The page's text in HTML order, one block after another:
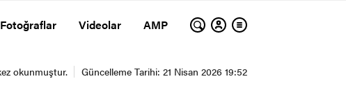
Fotoğraflar Videolar AMP